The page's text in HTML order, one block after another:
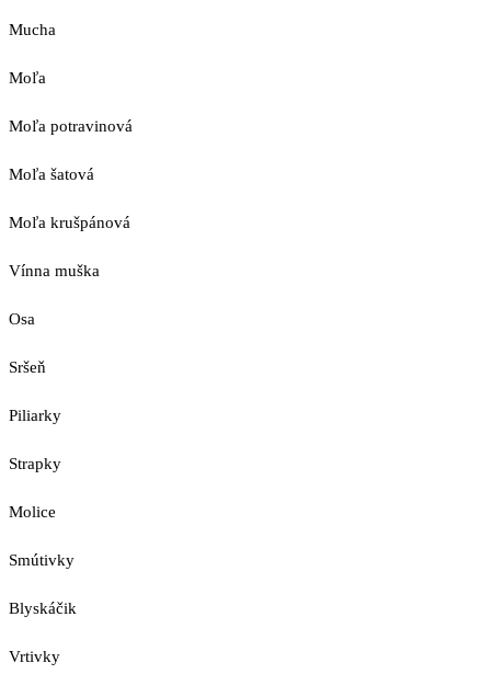
Mucha
Moľa
Moľa potravinová
Moľa šatová
Moľa krušpánová
Vínna muška
Osa
Sršeň
Piliarky
Strapky
Molice
Smútivky
Blyskáčik
Vrtivky